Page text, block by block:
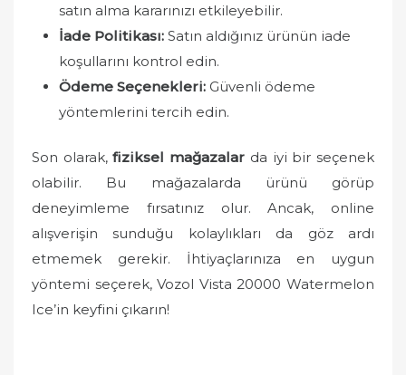
satın alma kararınızı etkileyebilir.
İade Politikası: Satın aldığınız ürünün iade
koşullarını kontrol edin.
Ödeme Seçenekleri: Güvenli ödeme
yöntemlerini tercih edin.
Son olarak,fiziksel mağazalar da iyi bir seçenek
olabilir. Bu mağazalarda ürünü görüp
deneyimleme fırsatınız olur. Ancak, online
alışverişin sunduğu kolaylıkları da göz ardı
etmemek gerekir. İhtiyaçlarınıza en uygun
yöntemi seçerek, Vozol Vista 20000 Watermelon
Ice’in keyfini çıkarın!